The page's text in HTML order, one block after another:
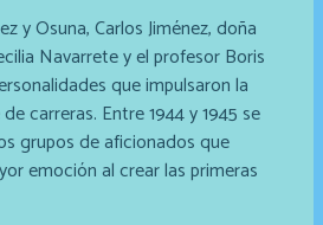
y Osuna, Carlos Jiménez, doña
Navarrete y el profesor Boris
que impulsaron la
carreras. Entre 1944 y 1945 se
grupos de aficionados que
emoción al crear las primeras